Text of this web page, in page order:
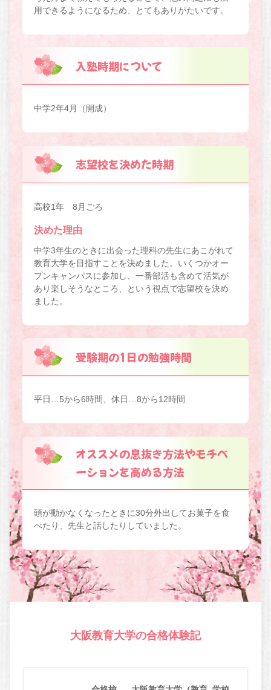
用できるようになるため、とてもありがたいです。
入塾時期について
中学2年4月（開成）
志望校を決めた時期
高校1年 8月ごろ
決めた理由
中学3年生のときに出会った理科の先生にあこがれて
教育大学を目指すことを決めました。いくつかオー
プンキャンパスに参加し、一番部活も含めて活気が
あり楽しそうなところ、という視点で志望校を決め
ました。
受験期の1日の勉強時間
平日…5から6時間、休日…8から12時間
オススメの息抜き方法やモチベ
ーションを高める方法
頭が動かなくなったときに30分外出してお菓子を食
べたり、先生と話したりしていました。
大阪教育大学の合格体験記